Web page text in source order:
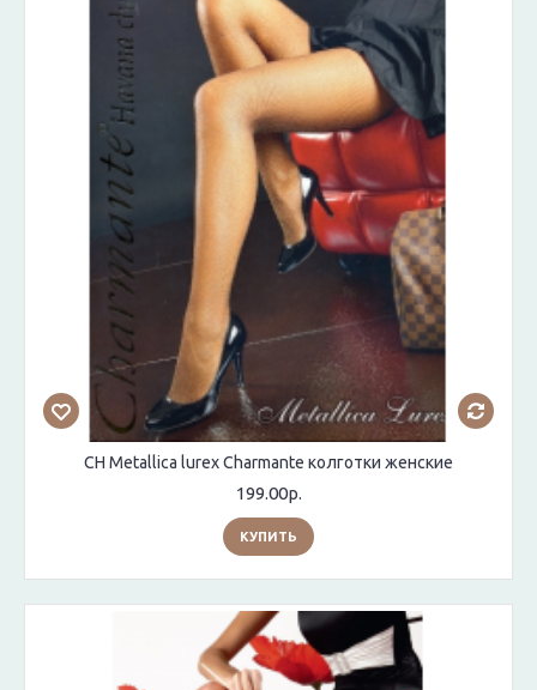
CH Metallica lurex Charmante колготки женские
199.00р.
КУПИТЬ